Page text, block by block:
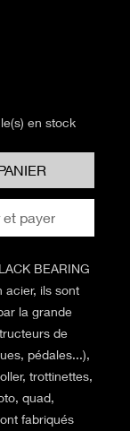
en stock
payer
BEARING
acier, ils sont
la grande
de
pédales...),
trottinettes,
quad,
fabriqués